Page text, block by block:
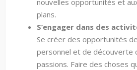
nouvelles opportunités et
plans.
S’engager dans des
Se créer des opportunités
personnel et de découverte
passions. Faire des choses